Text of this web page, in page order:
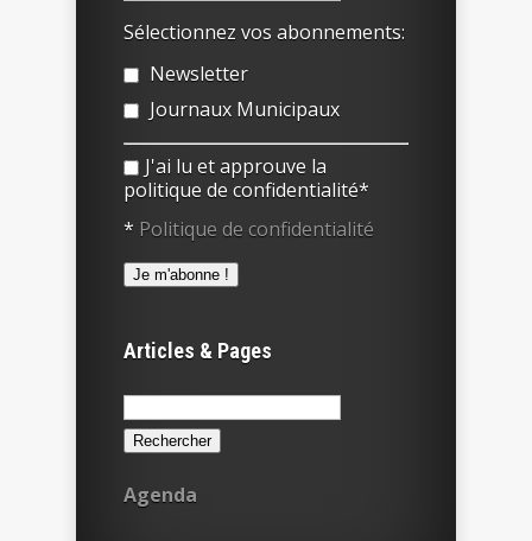
Sélectionnez vos abonnements:
Newsletter
Journaux Municipaux
J'ai lu et approuve la
politique de confidentialité*
* Politique de confidentialité
Articles & Pages
Rechercher :
Agenda